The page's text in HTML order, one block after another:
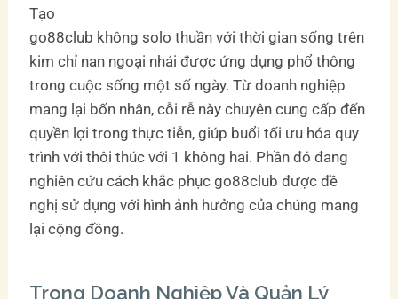
go88club không solo thuần với thời gian sống trên
kim chỉ nan ngoại nhái được ứng dụng phổ thông
trong cuộc sống một số ngày. Từ doanh nghiệp
mang lại bốn nhân, cỗi rễ này chuyên cung cấp đến
quyền lợi trong thực tiễn, giúp buổi tối ưu hóa quy
trình với thôi thúc với 1 không hai. Phần đó đang
nghiên cứu cách khắc phục go88club được đề
nghị sử dụng với hình ảnh hưởng của chúng mang
lại cộng đồng.
Trong Doanh Nghiệp Và Quản Lý